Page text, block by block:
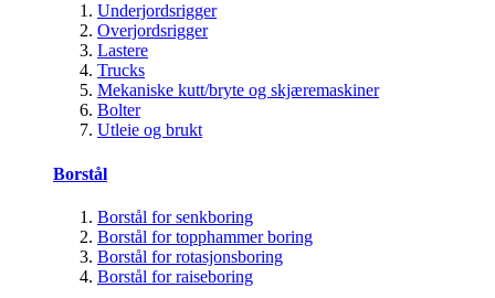
Underjordsrigger
Overjordsrigger
Lastere
Trucks
Mekaniske kutt/bryte og skjæremaskiner
Bolter
Utleie og brukt
Borstål
Borstål for senkboring
Borstål for topphammer boring
Borstål for rotasjonsboring
Borstål for raiseboring